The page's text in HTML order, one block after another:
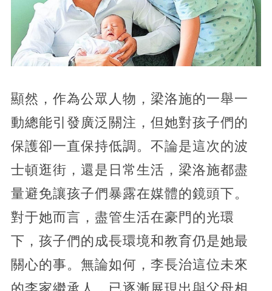
顯然，作為公眾人物，梁洛施的一舉一
動總能引發廣泛關注，但她對孩子們的
保護卻一直保持低調。不論是這次的波
士頓逛街，還是日常生活，梁洛施都盡
量避免讓孩子們暴露在媒體的鏡頭下。
對于她而言，盡管生活在豪門的光環
下，孩子們的成長環境和教育仍是她最
關心的事。無論如何，李長治這位未來